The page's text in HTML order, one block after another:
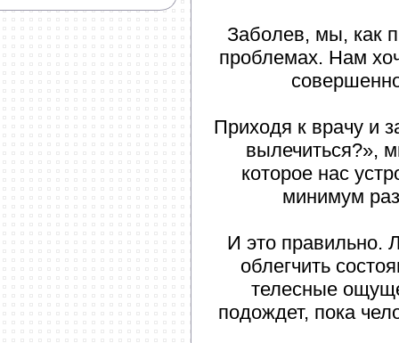
Заболев, мы, как
проблемах. Нам
Приходя к врачу и
вылечиться?»,
которое нас
минимум
И это правильно.
облегчить
телесные
подождет, пока